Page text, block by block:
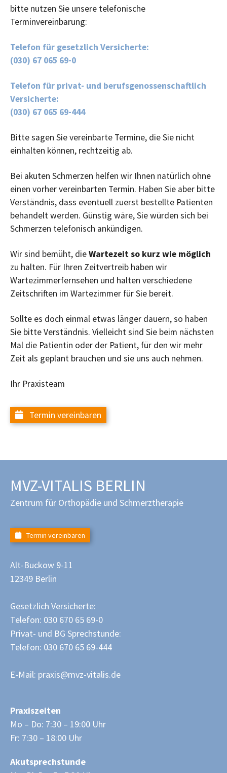
bitte nutzen Sie unsere telefonische
Terminvereinbarung:
Telefon für gesetzlich Versicherte:
(030) 67 065 69-0
Telefon für privat- und berufsgenossenschaftlich
Versicherte:
(030) 67 065 69-444
Bitte sagen Sie vereinbarte Termine, die Sie nicht
einhalten können, rechtzeitig ab.
Bei akuten Schmerzen helfen wir Ihnen natürlich ohne
einen vorher vereinbarten Termin. Haben Sie aber bitte
Verständnis, dass eventuell zuerst bestellte Patienten
behandelt werden. Günstig wäre, Sie würden sich bei
Schmerzen telefonisch ankündigen.
Wir sind bemüht, dieWartezeit so kurz wie möglich
zu halten. Für Ihren Zeitvertreib haben wir
Wartezimmerfernsehen und halten verschiedene
Zeitschriften im Wartezimmer für Sie bereit.
Sollte es doch einmal etwas länger dauern, so haben
Sie bitte Verständnis. Vielleicht sind Sie beim nächsten
Mal die Patientin oder der Patient, für den wir mehr
Zeit als geplant brauchen und sie uns auch nehmen.
Ihr Praxisteam
Termin vereinbaren
MVZ-VITALIS BERLIN
Zentrum für Orthopädie und Schmerztherapie
Termin vereinbaren
Alt-Buckow 9-11
12349 Berlin
Gesetzlich Versicherte:
Telefon: 030 670 65 69-0
Privat- und BG Sprechstunde:
Telefon: 030 670 65 69-444
E-Mail: praxis@mvz-vitalis.de
Praxiszeiten
Mo – Do: 7:30 – 19:00 Uhr
Fr: 7:30 – 18:00 Uhr
Akutsprechstunde